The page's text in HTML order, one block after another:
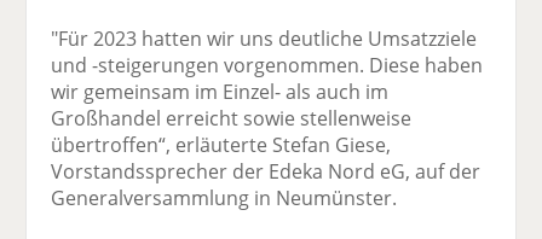
"Für 2023 hatten wir uns deutliche Umsatzziele
und -steigerungen vorgenommen. Diese haben
wir gemeinsam im Einzel- als auch im
Großhandel erreicht sowie stellenweise
übertroffen“, erläuterte Stefan Giese,
Vorstandssprecher der Edeka Nord eG, auf der
Generalversammlung in Neumünster.